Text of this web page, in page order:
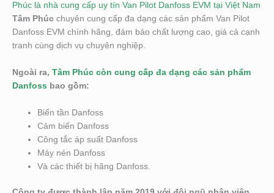
Phúc là nhà cung cấp uy tín Van Pilot Danfoss EVM tại Việt Nam
Tâm Phúc chuyên cung cấp đa dạng các sản phẩm Van Pilot
Danfoss EVM chính hãng, đảm bảo chất lượng cao, giá cả cạnh
tranh cùng dịch vụ chuyên nghiệp.
Ngoài ra, Tâm Phúc còn cung cấp đa dạng các sản phẩm
Danfoss bao gồm:
Biến tần Danfoss
Cảm biến Danfoss
Công tắc áp suất Danfoss
Máy nén Danfoss
Và các thiết bị hãng Danfoss.